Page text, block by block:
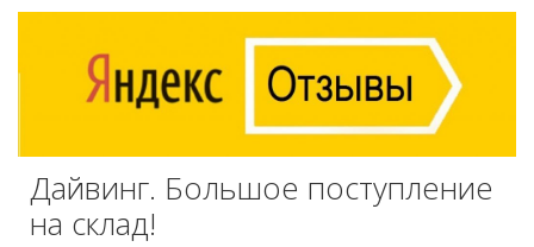
Дайвинг. Большое поступление
на склад!